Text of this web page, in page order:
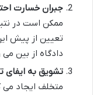
جبران خسارت
ممکن است در
تعیین از پیش
دادگاه از بین می
تشویق به ایفای
متخلف ایجاد می